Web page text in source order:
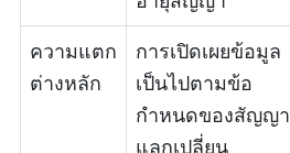
ความแตก
ต่างหลัก
การเปิดเผยข้อมูล
เป็นไปตามข้อ
กำหนดของสัญญา
แลกเปลี่ยน